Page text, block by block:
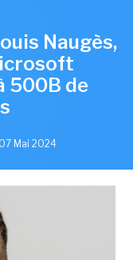
Naugès,
500B de
Mai 2024